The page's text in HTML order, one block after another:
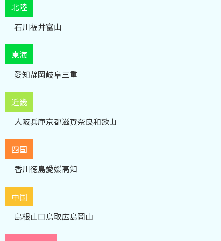
北陸
石川福井富山
東海
愛知静岡岐阜三重
近畿
大阪兵庫京都滋賀奈良和歌山
四国
香川徳島愛媛高知
中国
島根山口鳥取広島岡山